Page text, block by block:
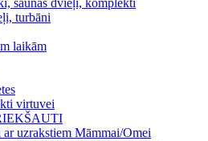
saunas dvieļi, komplekti
turbāni
laikām
virtuvei
ar uzrakstiem Māmmai/Omei